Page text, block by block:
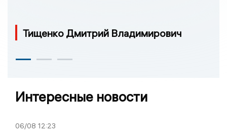
Тищенко Дмитрий Владимирович
Интересные новости
06/08 12:23